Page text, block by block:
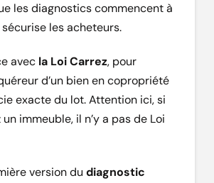
les diagnostics commencent à
les acheteurs.
avecla Loi Carrez, pour
d’un bien en copropriété
exacte du lot. Attention ici, si
immeuble, il n’y a pas de Loi
version du diagnostic